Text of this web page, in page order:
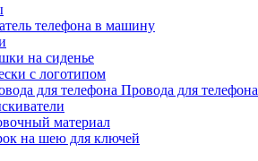
телефона в машину
на сиденье
с логотипом
Провода для телефона
материал
на шею для ключей